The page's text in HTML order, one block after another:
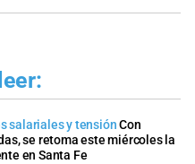
salariales y tensiónCon
se retoma este miércoles la
en Santa Fe